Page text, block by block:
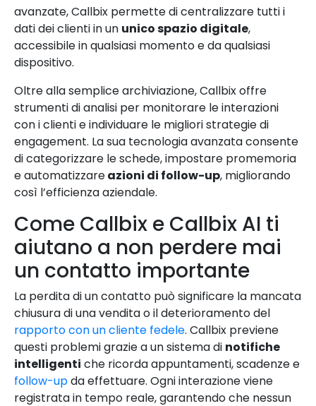
avanzate, Callbix permette di centralizzare tutti i
dati dei clienti in un unico spazio digitale,
accessibile in qualsiasi momento e da qualsiasi
dispositivo.
Oltre alla semplice archiviazione, Callbix offre
strumenti di analisi per monitorare le interazioni
con i clienti e individuare le migliori strategie di
engagement. La sua tecnologia avanzata consente
di categorizzare le schede, impostare promemoria
e automatizzareazioni di follow-up, migliorando
così l’efficienza aziendale.
Come Callbix e Callbix AI ti
aiutano a non perdere mai
un contatto importante
La perdita di un contatto può significare la mancata
chiusura di una vendita o il deterioramento del
rapporto con un cliente fedele. Callbix previene
questi problemi grazie a un sistema di notifiche
intelligenti che ricorda appuntamenti, scadenze e
follow-upda effettuare. Ogni interazione viene
registrata in tempo reale, garantendo che nessun